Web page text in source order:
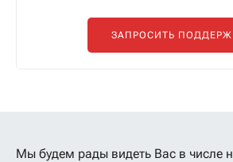
ЗАПРОСИТЬ
Мы будем рады видеть Вас в числе